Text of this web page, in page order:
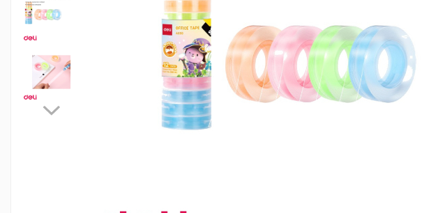
Jocuri de masa
Machiaj temporar si efecte speciale
Seturi si jocuri creative
Articole pentru creatori de
continut
Hub-uri si adaptoare Editare &
Munca mobila